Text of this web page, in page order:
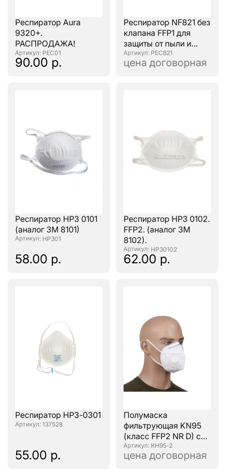
Респиратор Aura
9320+.
РАСПРОДАЖА!
: РЕС01
90.00 р.
Респиратор NF821 без
клапана FFP1 для
защиты от пыли и
аэрозолей
: РЕС821
цена договорная
Респиратор НРЗ 0101
(аналог ЗМ 8101)
: НРЗ01
58.00 р.
Респиратор НРЗ 0102.
FFP2. (аналог ЗМ
8102).
: НРЗ0102
62.00 р.
Респиратор НРЗ-0301
: 137528
55.00 р.
Полумаска
фильтрующая KN95
(класс FFP2 NR D) с
клапаном: КН95-2
цена договорная